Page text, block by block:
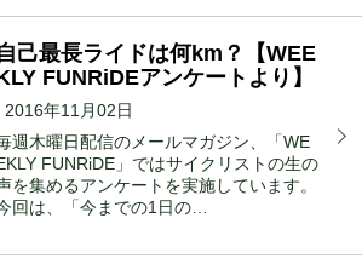
己最長ライドは何km？【WEE
FUNRiDEアンケートより】
2016年11月02日
週木曜日配信のメールマガジン、「WE
FUNRiDE」ではサイクリストの生の
を集めるアンケートを実施しています。
回は、「今までの1日の…